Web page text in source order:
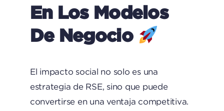
En Los Modelos
De Negocio
El impacto social no solo es una
estrategia de RSE, sino que puede
convertirse en una ventaja competitiva.